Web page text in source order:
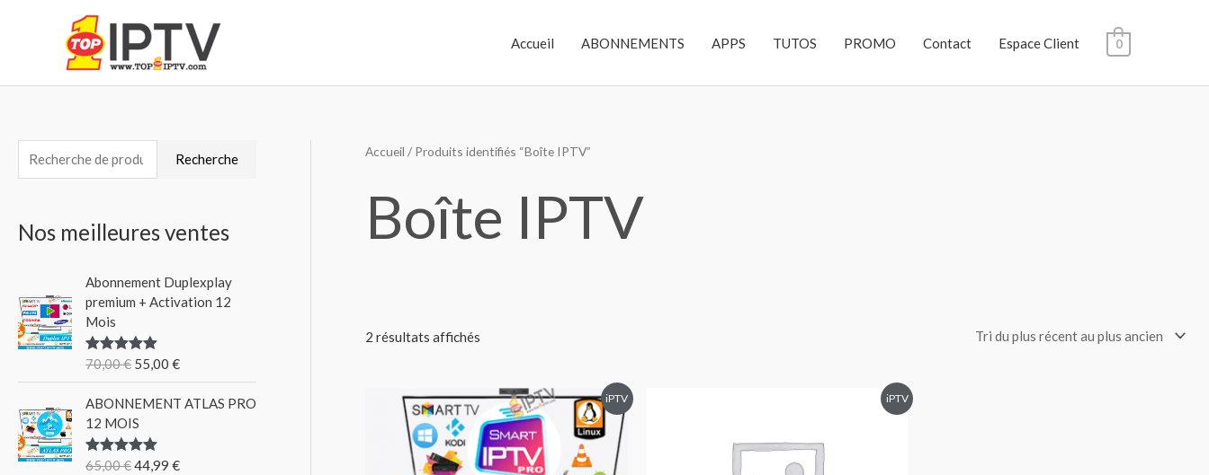
Accueil ABONNEMENTS APPS TUTOS PROMO Contact Espace Client 0
e
h
c
h
o
u
Recherche
Nos meilleures ventes
Abonnement Duplexplay
premium + Activation 12
Mois
Note5.00
70,00€ 55,00 €
ABONNEMENT ATLAS PRO
12 MOIS
Note5.00
65,00€44,99 €
Accueil / Produits identifiés “Boîte IPTV”
Boîte IPTV
2 résultats affichés
iPTV iPTV